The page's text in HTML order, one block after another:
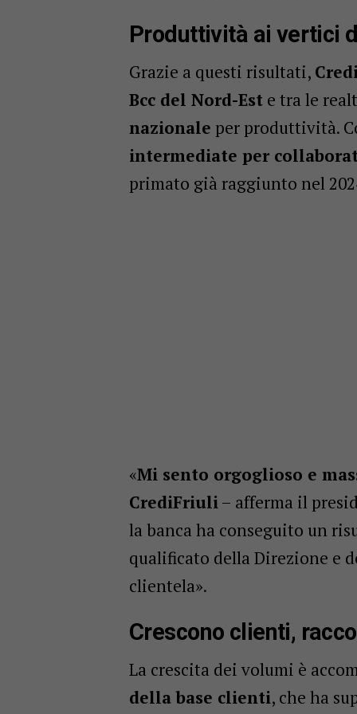
Produttività ai vertici
Grazie a questi risultati,
Bcc del Nord-Est e tra le
nazionale per produttività.
intermediate per
primato già raggiunto nel
«Mi sento orgoglioso e
CrediFriuli– afferma il
la banca ha conseguito un
qualificato della Direzione e
clientela».
Crescono clienti,
La crescita dei volumi è
della base clienti, che ha